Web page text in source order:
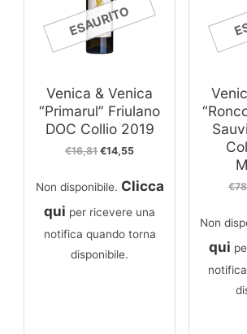
ESAURITO
Venica & Venica
“Primarul” Friulano
DOC Collio 2019
€16,81 Il
era:
€14,55Il
è:
Non disponibile. Clicca
qui per ricevere una
notifica quando torna
disponibile.
€
Non
qui